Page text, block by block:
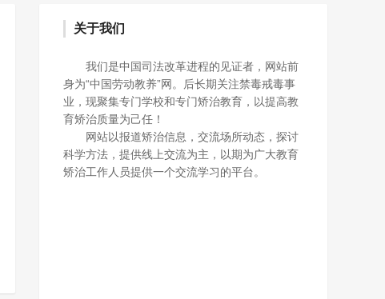
关于我们
我们是中国司法改革进程的见证者，网站前
身为“中国劳动教养”网。后长期关注禁毒戒毒事
业，现聚集专门学校和专门矫治教育，以提高教
育矫治质量为己任！
网站以报道矫治信息，交流场所动态，探讨
科学方法，提供线上交流为主，以期为广大教育
矫治工作人员提供一个交流学习的平台。